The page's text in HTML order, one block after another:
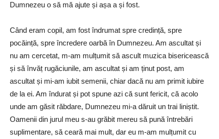
Dumnezeu o să mă ajute și așa a și fost.
Când eram copil, am fost îndrumat spre credință, spre
pocăință, spre încredere oarbă în Dumnezeu. Am ascultat și
nu am cercetat, m-am mulțumit să ascult muzica bisericească
și să învăț rugăciunile, am ascultat și am ținut post, am
ascultat și mi-am iubit semenii, chiar dacă nu am primit iubire
de la ei. Am îndurat și pot spune azi că sunt fericit, că acolo
unde am găsit răbdare, Dumnezeu mi-a dăruit un trai liniștit.
Oamenii din jurul meu s-au grăbit mereu să pună întrebări
suplimentare, să ceară mai mult, dar eu m-am mulțumit cu